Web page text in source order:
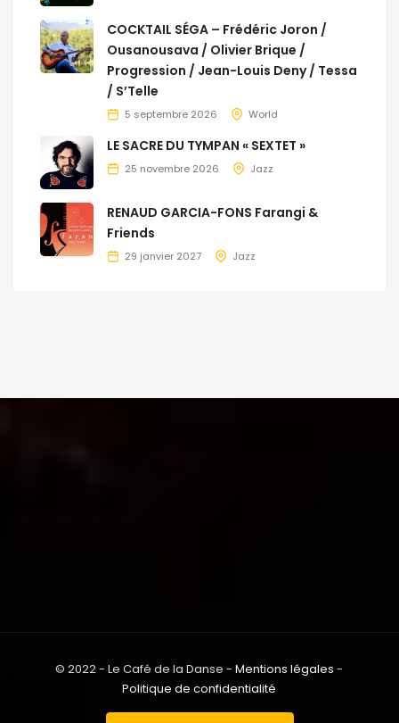
COCKTAIL SÉGA – Frédéric Joron /
Ousanousava / Olivier Brique /
Progression / Jean-Louis Deny / Tessa
/ S’Telle
5 septembre 2026 World
LE SACRE DU TYMPAN « SEXTET »
25 novembre 2026 Jazz
RENAUD GARCIA-FONS Farangi &
Friends
29 janvier 2027 Jazz
© 2022 - Le Café de la Danse -Mentions légales -
Politique de confidentialité